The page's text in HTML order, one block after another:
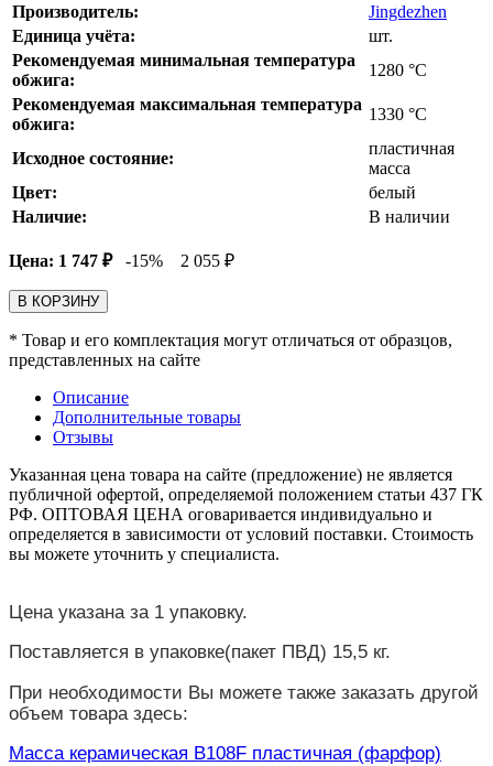
Производитель:
Jingdezhen
Единица учёта:
шт.
Рекомендуемая минимальная температура
обжига:
1280 °С
Рекомендуемая максимальная температура
обжига:
1330 °С
Исходное состояние:
пластичная
масса
Цвет:
белый
Наличие:
В наличии
Цена: 1 747 ₽ -15% 2 055 ₽
В КОРЗИНУ
* Товар и его комплектация могут отличаться от образцов,
представленных на сайте
Описание
Дополнительные товары
Отзывы
Указанная цена товара на сайте (предложение) не является
публичной офертой, определяемой положением статьи 437 ГК
РФ. ОПТОВАЯ ЦЕНА оговаривается индивидуально и
определяется в зависимости от условий поставки. Стоимость
вы можете уточнить у специалиста.
Цена указана за 1 упаковку.
Поставляется в упаковке(пакет ПВД) 15,5 кг.
При необходимости Вы можете также заказать другой
объем товара здесь:
Масса керамическая B108F пластичная (фарфор)